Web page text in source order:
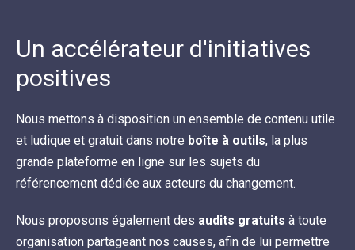
Un accélérateur d'initiatives
positives
Nous mettons à disposition un ensemble de contenu utile
et ludique et gratuit dans notre boîte à outils, la plus
grande plateforme en ligne sur les sujets du
référencement dédiée aux acteurs du changement.
Nous proposons également des audits gratuits à toute
organisation partageant nos causes, afin de lui permettre